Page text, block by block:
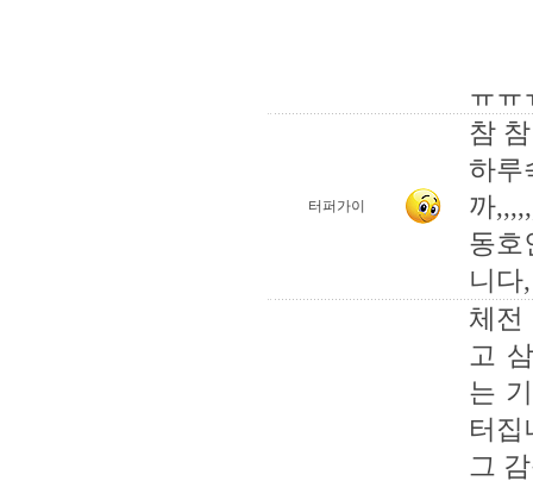
ㅠㅠ
터퍼가이
참
하
까
동호
니다,
체전
고
는
터집
그